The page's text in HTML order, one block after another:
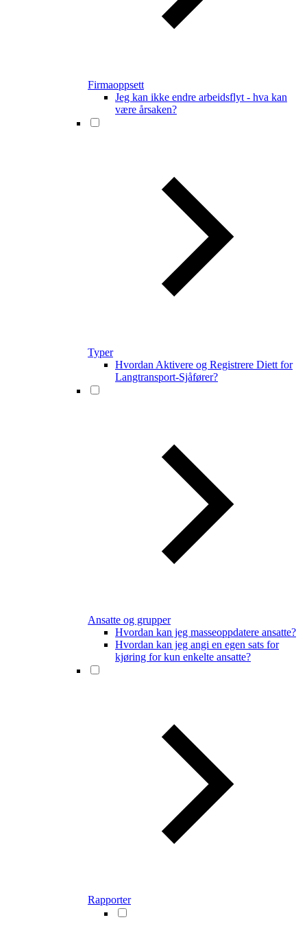
Firmaoppsett
Jeg kan ikke endre arbeidsflyt - hva kan
være årsaken?
Typer
Hvordan Aktivere og Registrere Diett for
Langtransport-Sjåfører?
Ansatte og grupper
Hvordan kan jeg masseoppdatere ansatte?
Hvordan kan jeg angi en egen sats for
kjøring for kun enkelte ansatte?
Rapporter